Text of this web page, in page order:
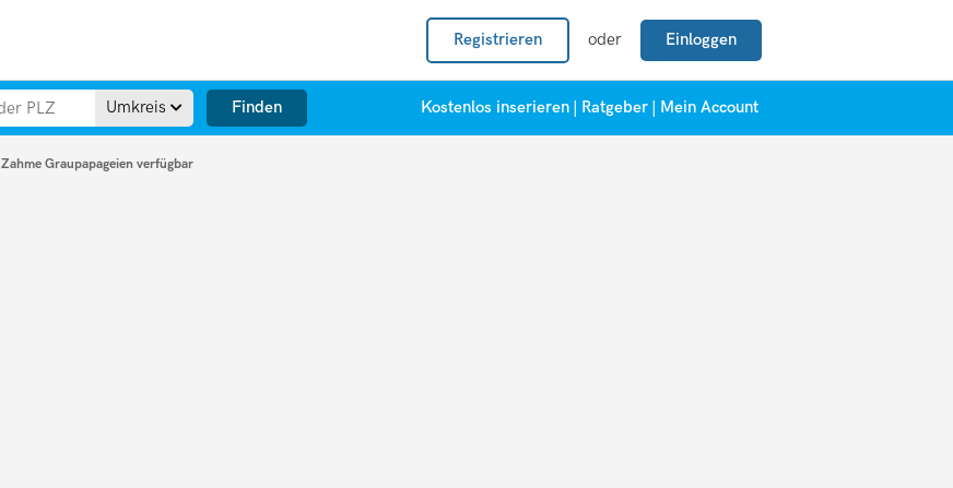
Registrieren oder Einloggen
Umkreis Finden Kostenlos inserieren Ratgeber Mein Account
Zahme Graupapageien verfügbar